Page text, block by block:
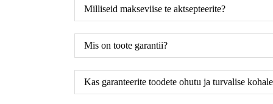
Milliseid makseviise te aktsepteerite?
Mis on toote garantii?
Kas garanteerite toodete ohutu ja turvalise